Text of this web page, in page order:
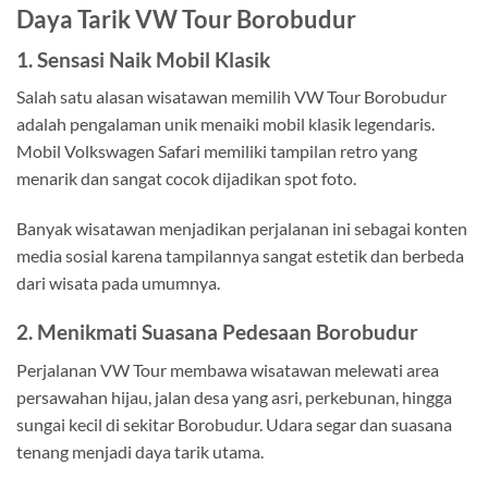
Daya Tarik VW Tour Borobudur
1. Sensasi Naik Mobil Klasik
Salah satu alasan wisatawan memilih VW Tour Borobudur
adalah pengalaman unik menaiki mobil klasik legendaris.
Mobil Volkswagen Safari memiliki tampilan retro yang
menarik dan sangat cocok dijadikan spot foto.
Banyak wisatawan menjadikan perjalanan ini sebagai konten
media sosial karena tampilannya sangat estetik dan berbeda
dari wisata pada umumnya.
2. Menikmati Suasana Pedesaan Borobudur
Perjalanan VW Tour membawa wisatawan melewati area
persawahan hijau, jalan desa yang asri, perkebunan, hingga
sungai kecil di sekitar Borobudur. Udara segar dan suasana
tenang menjadi daya tarik utama.